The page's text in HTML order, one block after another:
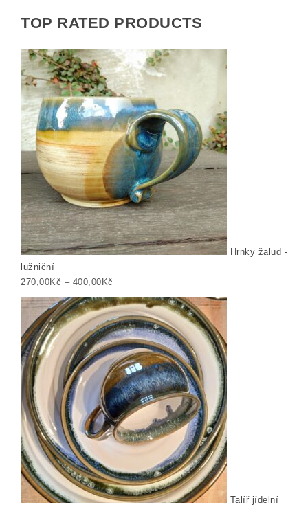
TOP RATED PRODUCTS
Hrnky žalud -
lužniční
270,00Kč – 400,00Kč
Talíř jídelní